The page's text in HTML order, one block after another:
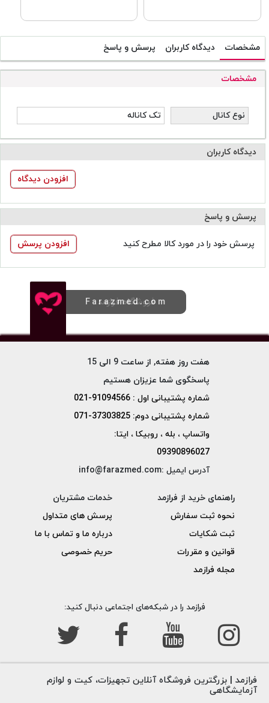
مشخصات دیدگاه کاربران پرسش و پاسخ
مشخصات
نوع کانال تک کاناله
دیدگاه کاربران
افزودن دیدگاه
پرسش و پاسخ
پرسش خود را در مورد کالا مطرح کنید افزودن پرسش
فروشگاه فرازمد
Farazmed.com
هفت روز هفته, از ساعت 9 الی 15
پاسخگوی شما عزیزان هستیم
شماره پشتیبانی اول : 91094566-021
شماره پشتیبانی دوم: 37303825-071
واتساپ ، بله ، روبیکا ، ایتا:
09390896027
آدرس ایمیل :info@farazmed.com
راهنمای خرید از فرازمد
نحوه ثبت سفارش
ثبت شکایات
قوانین و مقررات
مجله فرازمد
خدمات مشتریان
پرسش های متداول
درباره ما و تماس با ما
حریم خصوصی
فرازمد را در شبکه‌های اجتماعی دنبال کنید:
فرازمد | بزرگترین فروشگاه آنلاین تجهیزات، کیت و لوازم
آزمایشگاهی